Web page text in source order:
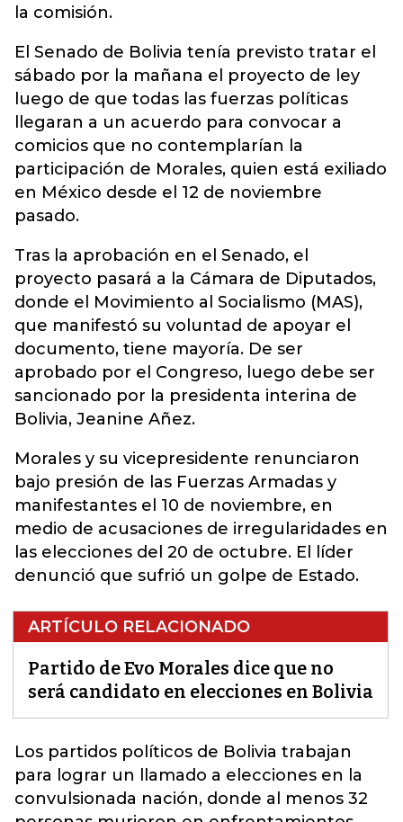
la comisión.
El Senado de Bolivia tenía previsto tratar el
sábado por la mañana el proyecto de ley
luego de que todas las fuerzas políticas
llegaran a un acuerdo para convocar a
comicios que no contemplarían la
participación de Morales, quien está exiliado
en México desde el 12 de noviembre
pasado.
Tras la aprobación en el Senado, el
proyecto pasará a la Cámara de Diputados,
donde el Movimiento al Socialismo (MAS),
que manifestó su voluntad de apoyar el
documento, tiene mayoría. De ser
aprobado por el Congreso, luego debe ser
sancionado por la presidenta interina de
Bolivia, Jeanine Añez.
Morales y su vicepresidente renunciaron
bajo presión de las Fuerzas Armadas y
manifestantes el 10 de noviembre, en
medio de acusaciones de irregularidades en
las elecciones del 20 de octubre. El líder
denunció que sufrió un golpe de Estado.
ARTÍCULO RELACIONADO
Partido de Evo Morales dice que no
será candidato en elecciones en Bolivia
Los partidos políticos de Bolivia trabajan
para lograr un
llamado a elecciones en la
convulsionada nación, donde al menos 32